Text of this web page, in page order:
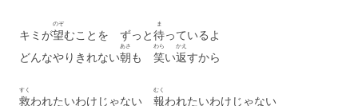
キミが望
のぞ
むことを ずっと待
ま
っているよ
どんなやりきれない朝
あさ
も 笑
わら
い返
かえ
すから
救
すく
われたいわけじゃない 報
むく
われたいわけじゃない